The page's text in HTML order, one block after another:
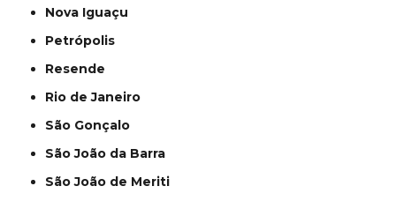
Nova Iguaçu
Petrópolis
Resende
Rio de Janeiro
São Gonçalo
São João da Barra
São João de Meriti